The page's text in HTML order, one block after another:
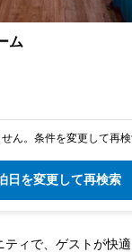
ム
ん。条件を変更して再検
日を変更して再検索
ィで、ゲストが快